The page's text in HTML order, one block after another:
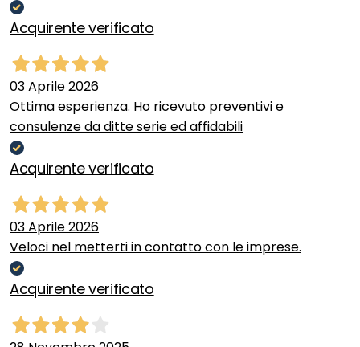
Acquirente verificato
03 Aprile 2026
Ottima esperienza. Ho ricevuto preventivi e
consulenze da ditte serie ed affidabili
Acquirente verificato
03 Aprile 2026
Veloci nel metterti in contatto con le imprese.
Acquirente verificato